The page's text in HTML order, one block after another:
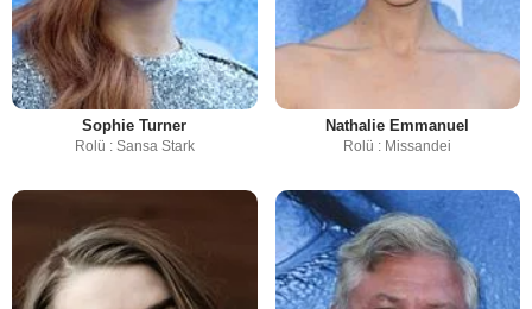
Sophie Turner
Rolü : Sansa Stark
Nathalie Emmanuel
Rolü : Missandei